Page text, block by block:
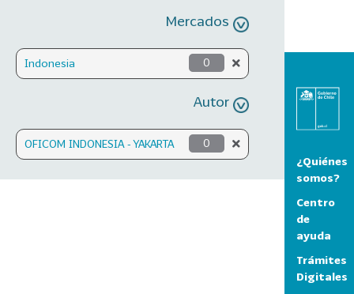
Mercados
Indonesia 0
Autor
OFICOM INDONESIA - YAKARTA 0
¿Quiénes
somos?
Centro
de
ayuda
Trámites
Digitales